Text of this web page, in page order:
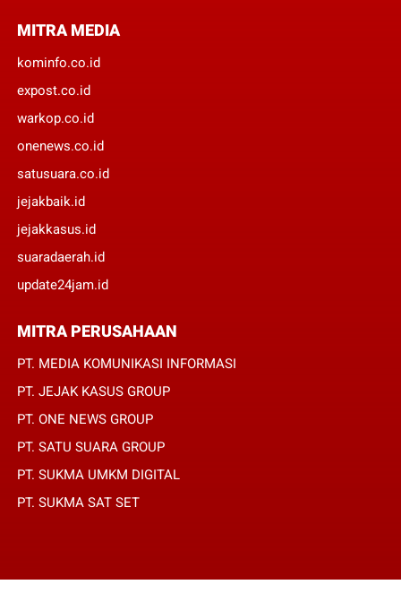
MITRA MEDIA
kominfo.co.id
expost.co.id
warkop.co.id
onenews.co.id
satusuara.co.id
jejakbaik.id
jejakkasus.id
suaradaerah.id
update24jam.id
MITRA PERUSAHAAN
PT. MEDIA KOMUNIKASI INFORMASI
PT. JEJAK KASUS GROUP
PT. ONE NEWS GROUP
PT. SATU SUARA GROUP
PT. SUKMA UMKM DIGITAL
PT. SUKMA SAT SET